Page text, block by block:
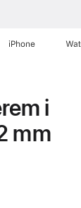
iPhone
i
mm